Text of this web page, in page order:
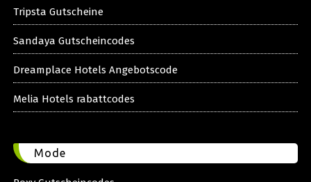
Tripsta Gutscheine
Sandaya Gutscheincodes
Dreamplace Hotels Angebotscode
Melia Hotels rabattcodes
Mode